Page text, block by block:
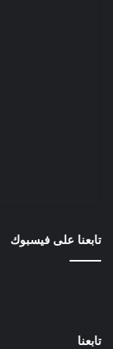
تابعنا على فيسبوك
تابعنا